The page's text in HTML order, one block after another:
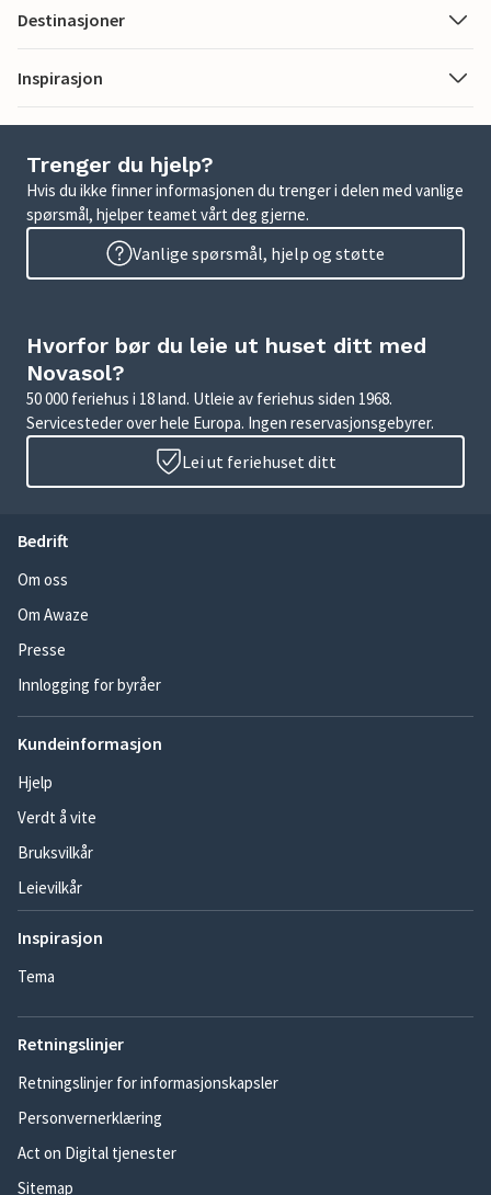
Destinasjoner
Inspirasjon
Trenger du hjelp?
Hvis du ikke finner informasjonen du trenger i delen med vanlige
spørsmål, hjelper teamet vårt deg gjerne.
Vanlige spørsmål, hjelp og støtte
Hvorfor bør du leie ut huset ditt med
Novasol?
50 000 feriehus i 18 land. Utleie av feriehus siden 1968.
Servicesteder over hele Europa. Ingen reservasjonsgebyrer.
Lei ut feriehuset ditt
Bedrift
Om oss
Om Awaze
Presse
Innlogging for byråer
Kundeinformasjon
Hjelp
Verdt å vite
Bruksvilkår
Leievilkår
Inspirasjon
Tema
Retningslinjer
Retningslinjer for informasjonskapsler
Personvernerklæring
Act on Digital tjenester
Sitemap